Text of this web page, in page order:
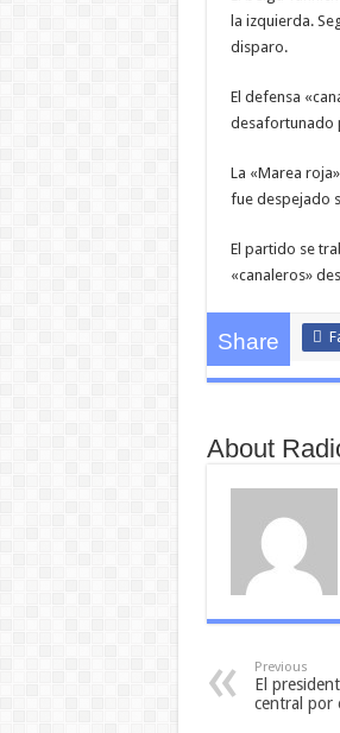
la izquierda.
disparo.
El defensa
desafortunado
La «Marea
fue despejado
El partido se
«canaleros»
Share
About
Previous
El
central por